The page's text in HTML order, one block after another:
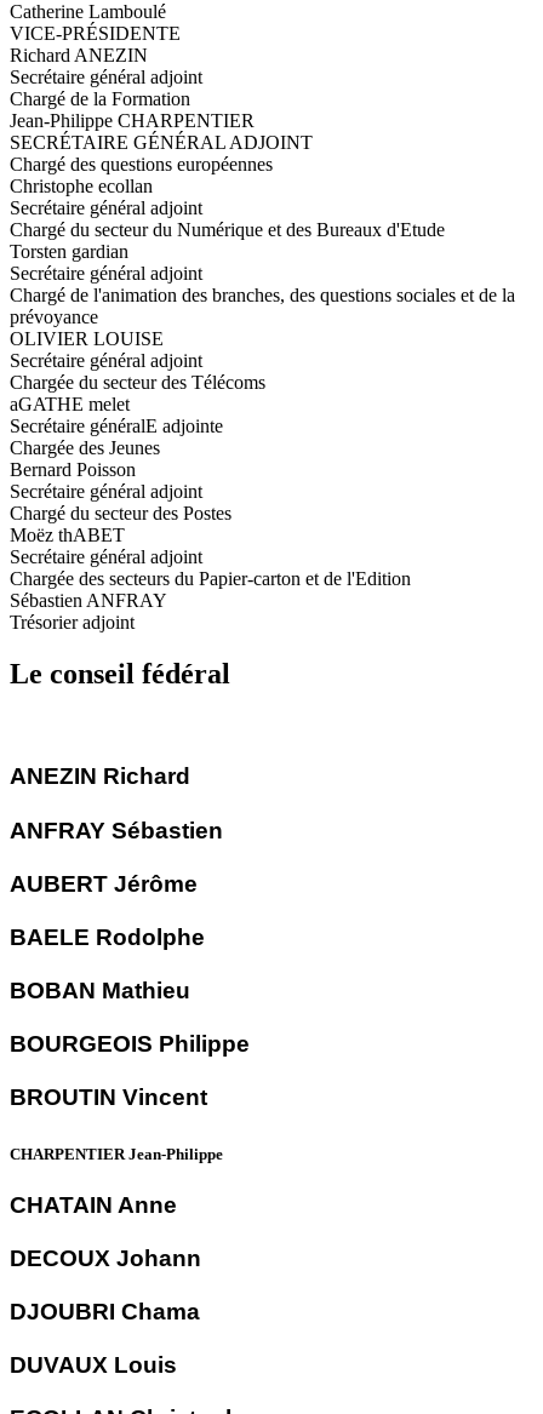
Catherine Lamboulé
VICE-PRÉSIDENTE
Richard ANEZIN
Secrétaire général adjoint
Chargé de la Formation
Jean-Philippe CHARPENTIER
SECRÉTAIRE GÉNÉRAL ADJOINT
Chargé des questions européennes
Christophe ecollan
Secrétaire général adjoint
Chargé du secteur du Numérique et des Bureaux d'Etude
Torsten gardian
Secrétaire général adjoint
Chargé de l'animation des branches, des questions sociales et de la
prévoyance
OLIVIER LOUISE​
Secrétaire général adjoint
Chargée du secteur des Télécoms
aGATHE melet
Secrétaire généralE adjointe
Chargée des Jeunes
Bernard Poisson
Secrétaire général adjoint
Chargé du secteur des Postes
Moëz thABET
Secrétaire général adjoint
Chargée des secteurs du Papier-carton et de l'Edition
Sébastien ANFRAY
Trésorier adjoint
Le conseil fédéral
ANEZIN Richard
ANFRAY Sébastien
AUBERT Jérôme
BAELE Rodolphe
BOBAN Mathieu
BOURGEOIS Philippe
BROUTIN Vincent
CHARPENTIER Jean-Philippe
CHATAIN Anne
DECOUX Johann
DJOUBRI Chama
DUVAUX Louis